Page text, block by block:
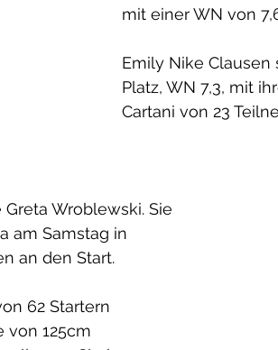
mit einer WN von
Emily Nike Clausen
Platz, WN 7,3, mit
Cartani von 23
Greta Wroblewski. Sie
am Samstag in
an den Start.
62 Startern
von 125cm